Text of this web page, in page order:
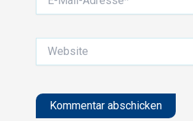
Mail-